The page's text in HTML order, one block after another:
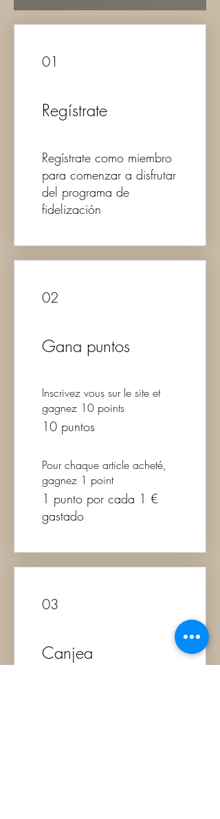
01
Regístrate
Regístrate como miembro
para comenzar a disfrutar
del programa de
fidelización
02
Gana puntos
Inscrivez vous sur le site et
gagnez 10 points
10 puntos
Pour chaque article acheté,
gagnez 1 point
1 punto por cada 1 €
gastado
03
Canjea